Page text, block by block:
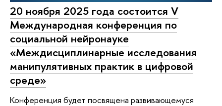
20 ноября 2025 года состоится V
Международная конференция по
социальной нейронауке
«Междисциплинарные исследования
манипулятивных практик в цифровой
среде»
Конференция будет посвящена развивающемуся